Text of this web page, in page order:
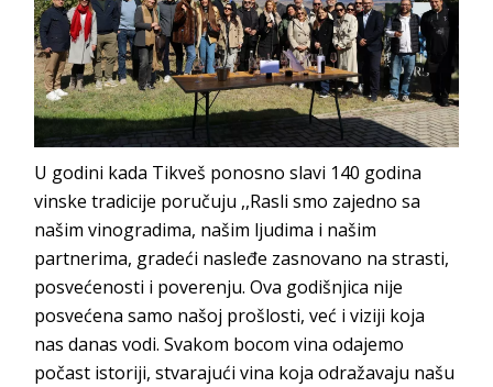
U godini kada Tikveš ponosno slavi 140 godina
vinske tradicije poručuju ,,Rasli smo zajedno sa
našim vinogradima, našim ljudima i našim
partnerima, gradeći nasleđe zasnovano na strasti,
posvećenosti i poverenju. Ova godišnjica nije
posvećena samo našoj prošlosti, već i viziji koja
nas danas vodi. Svakom bocom vina odajemo
počast istoriji, stvarajući vina koja odražavaju našu